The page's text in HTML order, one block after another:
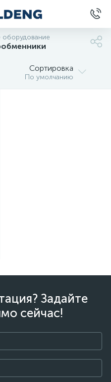
Сортировка
По умолчанию
Задайте
сейчас!